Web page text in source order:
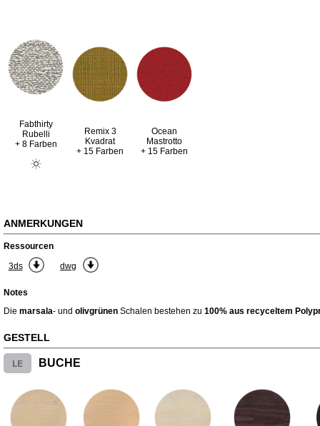
Fabthirty
Rubelli
+ 8 Farben
Remix 3
Kvadrat
+ 15 Farben
Ocean
Mastrotto
+ 15 Farben
ANMERKUNGEN
Ressourcen
3ds
dwg
Notes
Die marsala- und olivgrünen Schalen bestehen zu 100% aus recyceltem
GESTELL
LE BUCHE